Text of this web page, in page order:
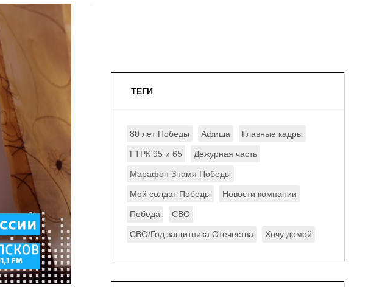
ТЕГИ
80 лет Победы Афиша Главные кадры
ГТРК 95 и 65 Дежурная часть
Марафон Знамя Победы
Мой солдат Победы Новости компании
Победа СВО
СВО/Год защитника Отечества Хочу домой